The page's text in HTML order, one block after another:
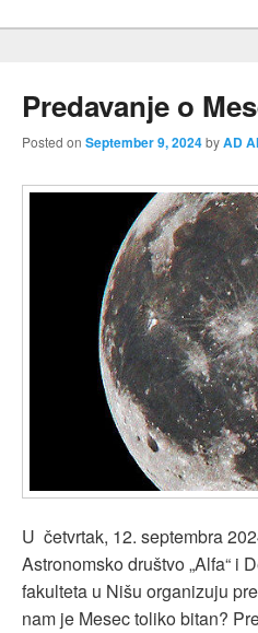
Predavanje o
Posted on September 9, 2024byAD
U četvrtak, 12. septembra
Astronomsko društvo „Alfa“ i
fakulteta u Nišu organizuju
nam je Mesec toliko bitan?